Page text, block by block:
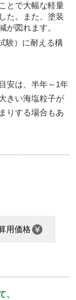
とで大幅な軽量
た。また、塗装
が図れます。
験）に耐える構
安は、半年～1年
きい海塩粒子が
りする場合もあ
用価格
、